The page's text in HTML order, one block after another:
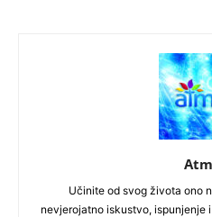
Učinite od svog života ono
nevjerojatno iskustvo, ispunjenje